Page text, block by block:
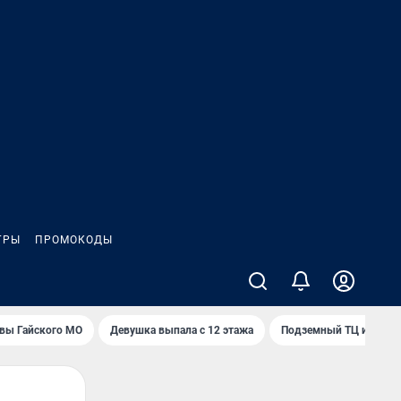
ПРОМОКОДЫ
Гайского МО Девушка выпала с 12 этажа Подземный ТЦ и 45-